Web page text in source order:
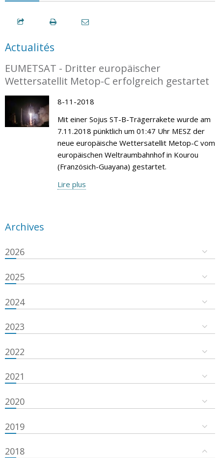
Actualités
EUMETSAT - Dritter europäischer
Wettersatellit Metop-C erfolgreich gestartet
8-11-2018
Mit einer Sojus ST-B-Trägerrakete wurde am
7.11.2018 pünktlich um 01:47 Uhr MESZ der
neue europäische Wettersatellit Metop-C vom
europäischen Weltraumbahnhof in Kourou
(Französich-Guayana) gestartet.
Lire plus
Archives
2026
2025
2024
2023
2022
2021
2020
2019
2018